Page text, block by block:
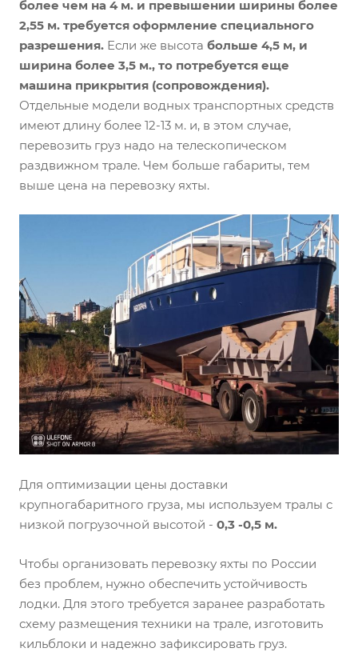
более чем на 4 м. и превышении ширины более
2,55 м. требуется оформление специального
разрешения. Если же высота больше 4,5 м, и
ширина более 3,5 м., то потребуется еще
машина прикрытия (сопровождения).
Отдельные модели водных транспортных средств
имеют длину более 12-13 м. и, в этом случае,
перевозить груз надо на телескопическом
раздвижном трале. Чем больше габариты, тем
выше цена на перевозку яхты.
Для оптимизации цены доставки
крупногабаритного груза, мы используем тралы с
низкой погрузочной высотой - 0,3 -0,5 м.
Чтобы организовать перевозку яхты по России
без проблем, нужно обеспечить устойчивость
лодки. Для этого требуется заранее разработать
схему размещения техники на трале, изготовить
кильблоки и надежно зафиксировать груз.